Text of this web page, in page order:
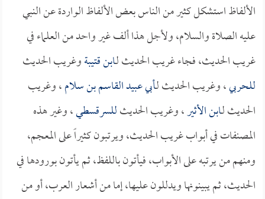
الألفاظ استشكل كثير من الناس بعض الألفاظ الواردة عن النبي
عليه الصلاة والسلام، ولأجل هذا ألف غير واحد من العلماء في
غريب الحديث، فجاء غريب الحديث لـابن قتيبةوغريب الحديث
للحربي، وغريب الحديث لـأبي عبيد القاسم بن سلام، وغريب
الحديث لـابن الأثير، وغريب الحديثللسرقسطي، وغير هذه
المصنفات في أبواب غريب الحديث، ويرتبون كثيراً على المعجم،
ومنهم من يرتبه على الأبواب، فيأتون باللفظ، ثم يأتون بورودها في
الحديث، ثم يبينونها ويدللون عليها، إما من أشعار العرب، أو من